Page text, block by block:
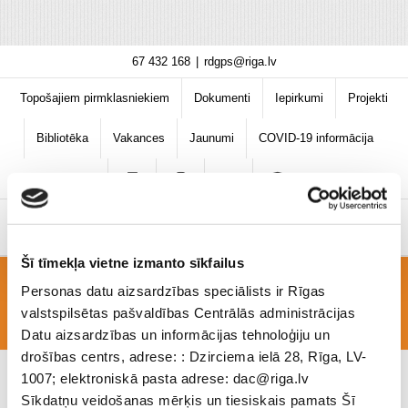
Šī tīmekļa vietne izmanto sīkfailus
Personas datu aizsardzības speciālists ir Rīgas
valstspilsētas pašvaldības Centrālās administrācijas
Datu aizsardzības un informācijas tehnoloģiju un
drošības centrs, adrese: : Dzirciema ielā 28, Rīga, LV-
1007; elektroniskā pasta adrese: dac@riga.lv
Sīkdatņu veidošanas mērķis un tiesiskais pamats Šī
content
67 432 168 rdgps@riga.lv
Topošajiem pirmklasniekiem Dokumenti Iepirkumi Projekti
Bibliotēka Vakances Jaunumi COVID-19 informācija
katok_z